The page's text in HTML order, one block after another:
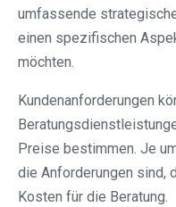
umfassende
einen spezifischen
möchten.
Kundenanforderungen
Preise bestimmen. Je
die Anforderungen sind,
Kosten für die Beratung.